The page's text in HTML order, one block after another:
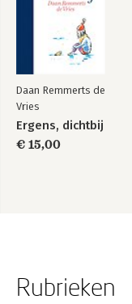
Daan Remmerts de
Vries
Ergens, dichtbij
€ 15,00
Rubrieken